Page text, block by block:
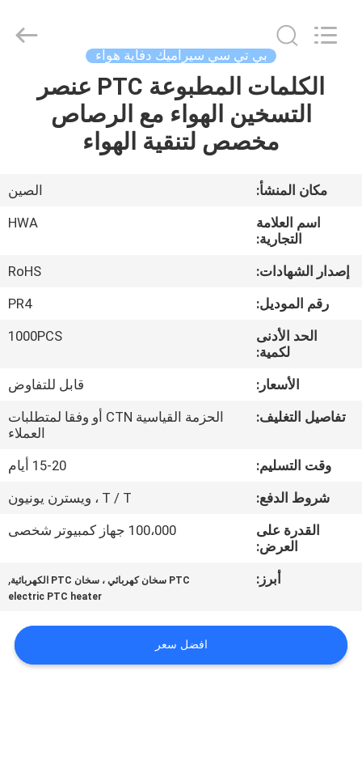
معلومات
جولة
المصنع
مراقبة
الجودة
اتصل
أخبار
خريطة
بي تي سي سيراميك دفاية هواء
الكلمات المطبوعة PTC عنصر
التسخين الهواء مع الرصاص
مخصص لتنقية الهواء
مكان المنشأ:
الصين
اسم العلامة
التجارية:
HWA
إصدار الشهادات:
RoHS
رقم الموديل:
PR4
الحد الأدنى
لكمية:
1000PCS
الأسعار:
قابل للتفاوض
تفاصيل التغليف:
الحزمة القياسية CTN أو وفقا لمتطلبات
العملاء
وقت التسليم:
15-20 أيام
شروط الدفع:
T / T ، ويسترن يونيون
القدرة على
العرض:
100،000 جهاز كمبيوتر شخصى
أبرز: PTC سخان كهربائي ، سخان PTC الكهربائية ,
electric PTC heater
افضل سعر